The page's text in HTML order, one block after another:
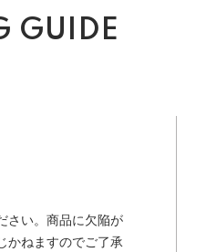
GUIDE
さい。商品に欠陥が
かねますのでご了承